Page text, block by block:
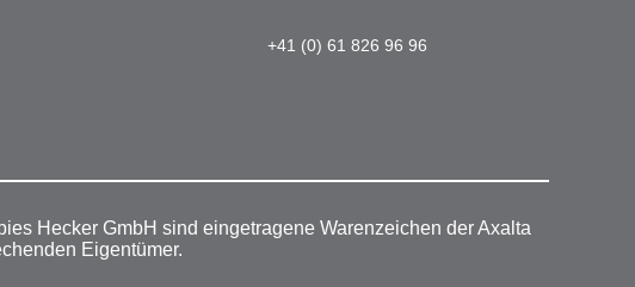
+41 (0) 61 826 96 96
Hecker GmbH sind eingetragene Warenzeichen der Axalta
Eigentümer.